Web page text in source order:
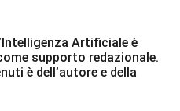
Artificiale è
supporto redazionale.
è dell’autore e della